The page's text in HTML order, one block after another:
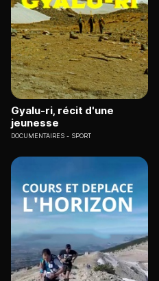
Gyalu-ri, récit d'une
jeunesse
DOCUMENTAIRES SPORT